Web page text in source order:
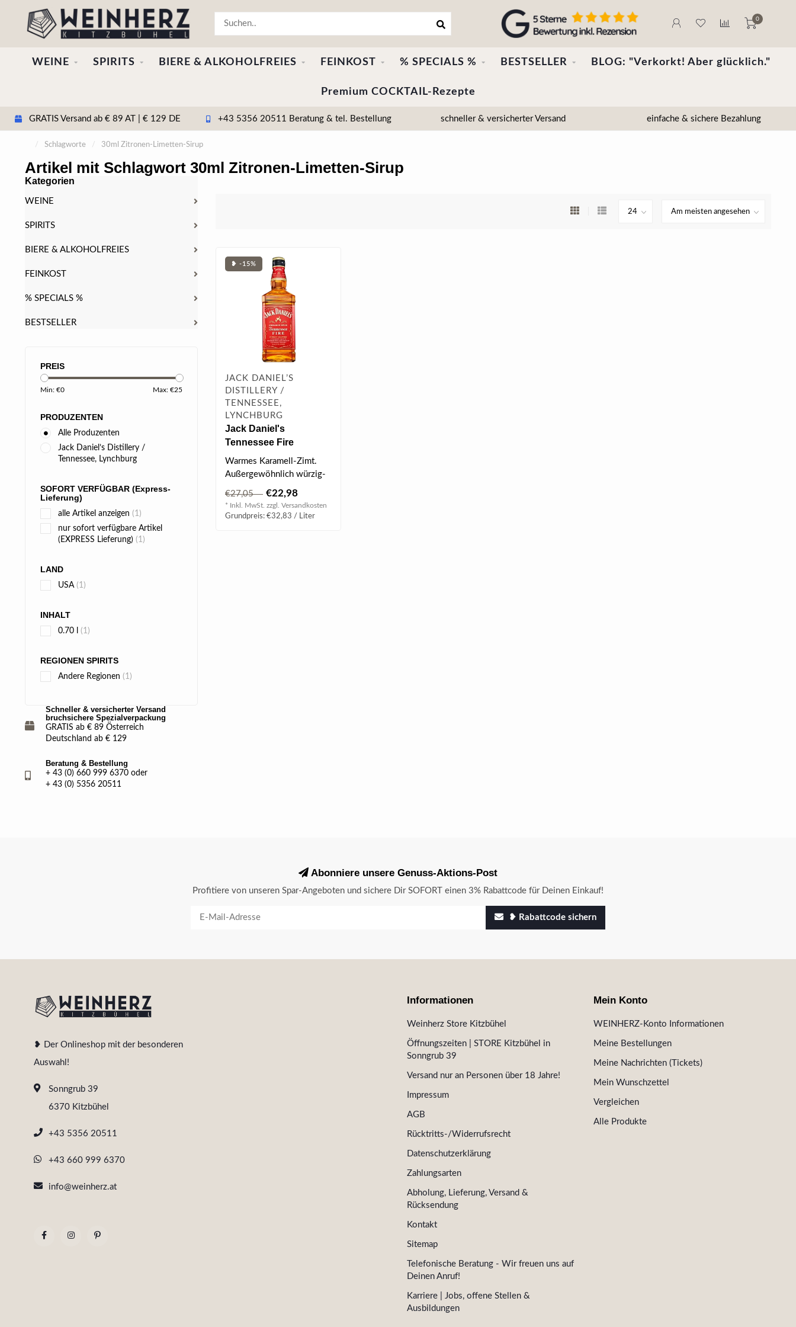
0
WEINE SPIRITS BIERE & ALKOHOLFREIES FEINKOST % SPECIALS % BESTSELLER BLOG: "Verkorkt! Aber glücklich."
Premium COCKTAIL-Rezepte
GRATIS Versand ab € 89 AT | € 129 DE +43 5356 20511 Beratung & tel. Bestellung schneller & versicherter Versand einfache & sichere Bezahlung
/ Schlagworte / 30ml Zitronen-Limetten-Sirup
Artikel mit Schlagwort 30ml Zitronen-Limetten-Sirup
PREIS
Min: €0 Max: €25
PRODUZENTEN
Alle Produzenten
Jack Daniel’s Distillery /
Tennessee, Lynchburg
SOFORT VERFÜGBAR (Express-
Lieferung)
alle Artikel anzeigen (1)
nur sofort verfügbare Artikel
(EXPRESS Lieferung) (1)
LAND
USA (1)
INHALT
0.70 l (1)
REGIONEN SPIRITS
Andere Regionen (1)
Kategorien
WEINE
SPIRITS
BIERE & ALKOHOLFREIES
FEINKOST
% SPECIALS %
BESTSELLER
Schneller & versicherter Versand
bruchsichere Spezialverpackung
GRATIS ab € 89 Österreich
Deutschland ab € 129
Beratung & Bestellung
+ 43 (0) 660 999 6370 oder
+ 43 (0) 5356 20511
❥ -15%
JACK DANIEL’S
DISTILLERY /
TENNESSEE,
LYNCHBURG
Jack Daniel's
Tennessee Fire
Cinnamon Spice
Whisky-Likör 0.7 l 35 %
Warmes Karamell-Zimt.
Außergewöhnlich würzig-
€27,05 €22,98
* Inkl. MwSt. zzgl. Versandkosten
Grundpreis: €32,83 / Liter
Abonniere unsere Genuss-Aktions-Post
Profitiere von unseren Spar-Angeboten und sichere Dir SOFORT einen 3% Rabattcode für Deinen Einkauf!
❥ Rabattcode sichern
❥ Der Onlineshop mit der besonderen
Auswahl!
Sonngrub 39
6370 Kitzbühel
+43 5356 20511
+43 660 999 6370
info@weinherz.at
Informationen
Weinherz Store Kitzbühel
Öffnungszeiten | STORE Kitzbühel in
Sonngrub 39
Versand nur an Personen über 18 Jahre!
Impressum
AGB
Rücktritts-/Widerrufsrecht
Datenschutzerklärung
Zahlungsarten
Abholung, Lieferung, Versand &
Rücksendung
Kontakt
Sitemap
Telefonische Beratung - Wir freuen uns auf
Deinen Anruf!
Karriere | Jobs, offene Stellen &
Ausbildungen
Mein Konto
WEINHERZ-Konto Informationen
Meine Bestellungen
Meine Nachrichten (Tickets)
Mein Wunschzettel
Vergleichen
Alle Produkte